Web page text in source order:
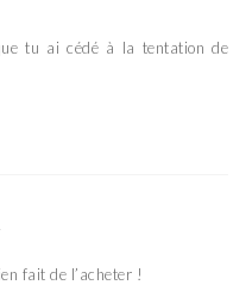
tu ai cédé à la tentation de
fait de l’acheter !